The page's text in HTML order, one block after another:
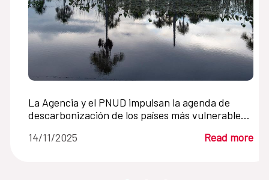
La Agencia y el PNUD impulsan la agenda de
descarbonización de los países más vulnerables
14/11/2025 Read more